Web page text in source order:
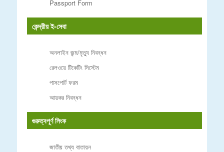
Passport Form
কেন্দ্রীয় ই-সেবা
অনলাইন জন্ম/মৃত্যু নিবন্ধন
রেলওয়ে টিকেটিং সিস্টেম
পাসপোর্ট ফরম
আয়কর নিবন্ধন
গুরুত্বপূর্ণ লিংক
জাতীয় তথ্য বাতায়ন